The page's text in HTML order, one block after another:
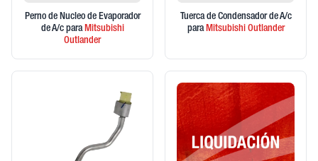
Perno de Nucleo de Evaporador
de A/c paraMitsubishi
Outlander
Tuerca de Condensador de A/c
paraMitsubishiOutlander